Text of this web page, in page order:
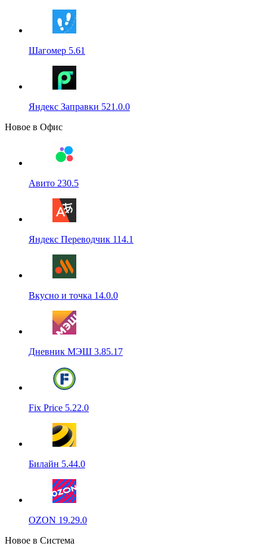
Шагомер 5.61
Яндекс Заправки 521.0.0
Новое в Офис
Авито 230.5
Яндекс Переводчик 114.1
Вкусно и точка 14.0.0
Дневник МЭШ 3.85.17
Fix Price 5.22.0
Билайн 5.44.0
OZON 19.29.0
Новое в Система